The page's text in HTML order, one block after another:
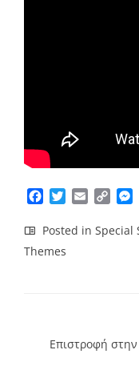
Facebook
TwitterEmailCopy
Posted in Special
Themes
Επιστροφή